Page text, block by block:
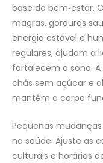
base do bem‑estar.
magras, gorduras
energia estável e
regulares, ajudam a
fortalecem o sono.
chás sem açúcar e
mantêm o corpo
Pequenas
na saúde. Ajuste as
culturais e horários